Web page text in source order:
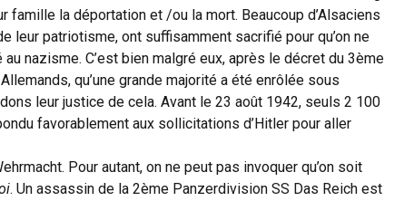
la déportation et /ou la mort. Beaucoup d’Alsaciens
leur patriotisme, ont suffisamment sacrifié pour qu’on ne
nazisme. C’est bien malgré eux, après le décret du 3ème
qu’une grande majorité a été enrôlée sous
leur justice de cela. Avant le 23 août 1942, seuls 2 100
favorablement aux sollicitations d’Hitler pour aller
Pour autant, on ne peut pas invoquer qu’on soit
. Un assassin de la 2ème Panzerdivision SS Das Reich est